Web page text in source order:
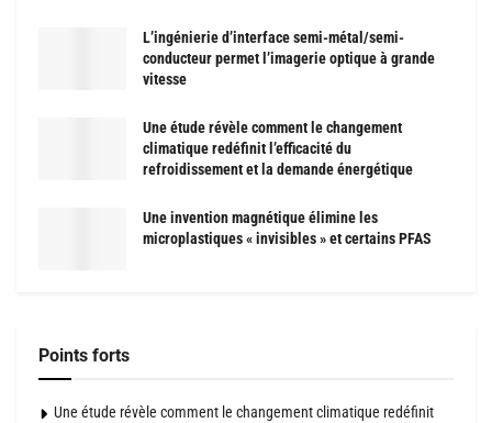
L’ingénierie d’interface semi-métal/semi-
conducteur permet l’imagerie optique à grande
vitesse
Une étude révèle comment le changement
climatique redéfinit l’efficacité du
refroidissement et la demande énergétique
Une invention magnétique élimine les
microplastiques « invisibles » et certains PFAS
Points forts
Une étude révèle comment le changement climatique redéfinit